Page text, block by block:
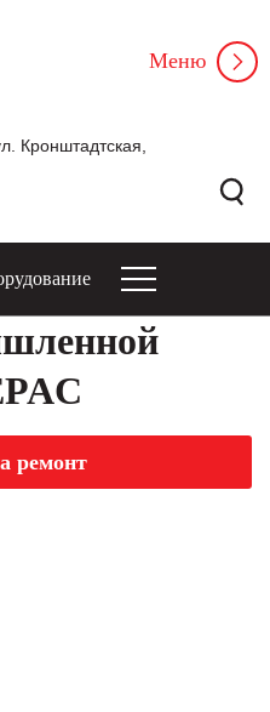
Кронштадтская,
Меню
ремонт